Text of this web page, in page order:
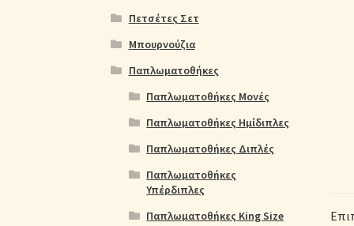
Πετσέτες Σετ
Μπουρνούζια
Παπλωματοθήκες
Παπλωματοθήκες Μονές
Παπλωματοθήκες Ημίδιπλες
Παπλωματοθήκες Διπλές
Παπλωματοθήκες
Υπέρδιπλες
Παπλωματοθήκες King Size